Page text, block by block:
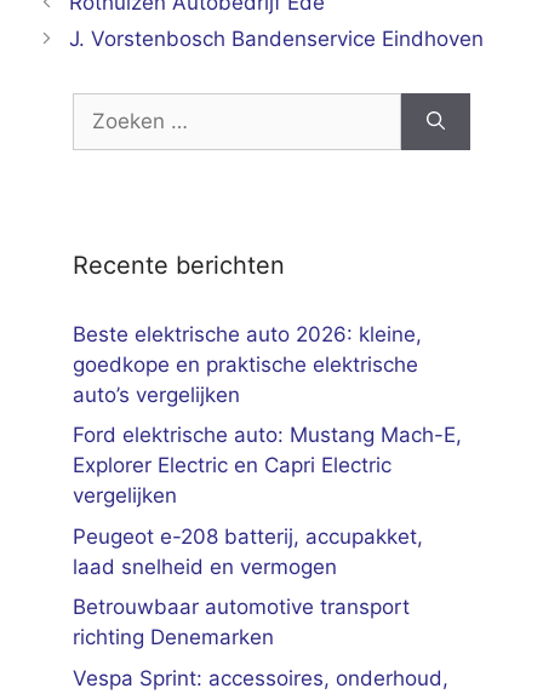
J. Vorstenbosch Bandenservice Eindhoven
naar:
Recente berichten
Beste elektrische auto 2026: kleine,
goedkope en praktische elektrische
auto’s vergelijken
Ford elektrische auto: Mustang Mach-E,
Explorer Electric en Capri Electric
vergelijken
Peugeot e-208 batterij, accupakket,
laad snelheid en vermogen
Betrouwbaar automotive transport
richting Denemarken
Vespa Sprint: accessoires, onderhoud,